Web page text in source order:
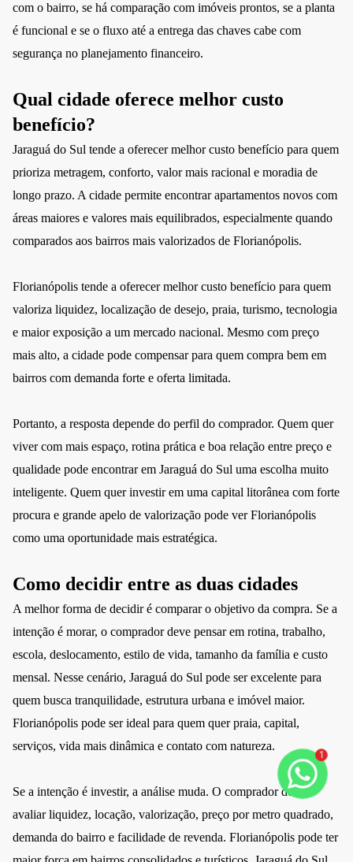
com o bairro, se há comparação com imóveis prontos, se a planta
é funcional e se o fluxo até a entrega das chaves cabe com
segurança no planejamento financeiro.
Qual cidade oferece melhor custo
benefício?
Jaraguá do Sul tende a oferecer melhor custo benefício para quem
prioriza metragem, conforto, valor mais racional e moradia de
longo prazo. A cidade permite encontrar apartamentos novos com
áreas maiores e valores mais equilibrados, especialmente quando
comparados aos bairros mais valorizados de Florianópolis.
Florianópolis tende a oferecer melhor custo benefício para quem
valoriza liquidez, localização de desejo, praia, turismo, tecnologia
e maior exposição a um mercado nacional. Mesmo com preço
mais alto, a cidade pode compensar para quem compra bem em
bairros com demanda forte e oferta limitada.
Portanto, a resposta depende do perfil do comprador. Quem quer
viver com mais espaço, rotina prática e boa relação entre preço e
qualidade pode encontrar em Jaraguá do Sul uma escolha muito
inteligente. Quem quer investir em uma capital litorânea com forte
procura e grande apelo de valorização pode ver Florianópolis
como uma oportunidade mais estratégica.
Como decidir entre as duas cidades
A melhor forma de decidir é comparar o objetivo da compra. Se a
intenção é morar, o comprador deve pensar em rotina, trabalho,
escola, deslocamento, estilo de vida, tamanho da família e custo
mensal. Nesse cenário, Jaraguá do Sul pode ser excelente para
quem busca tranquilidade, estrutura urbana e imóvel maior.
Florianópolis pode ser ideal para quem quer praia, capital,
serviços, vida mais dinâmica e contato com natureza.
Se a intenção é investir, a análise muda. O comprador deve
avaliar liquidez, locação, valorização, preço por metro quadrado,
demanda do bairro e facilidade de revenda. Florianópolis pode ter
1